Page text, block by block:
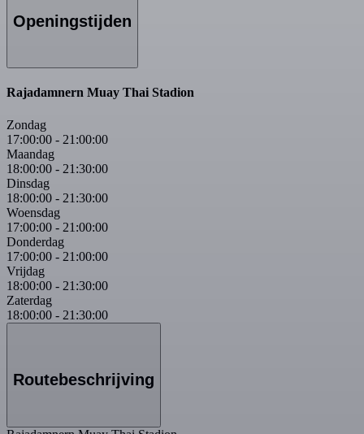
Openingstijden
Rajadamnern Muay Thai Stadion
Zondag
17:00:00 - 21:00:00
Maandag
18:00:00 - 21:30:00
Dinsdag
18:00:00 - 21:30:00
Woensdag
17:00:00 - 21:00:00
Donderdag
17:00:00 - 21:00:00
Vrijdag
18:00:00 - 21:30:00
Zaterdag
18:00:00 - 21:30:00
Routebeschrijving